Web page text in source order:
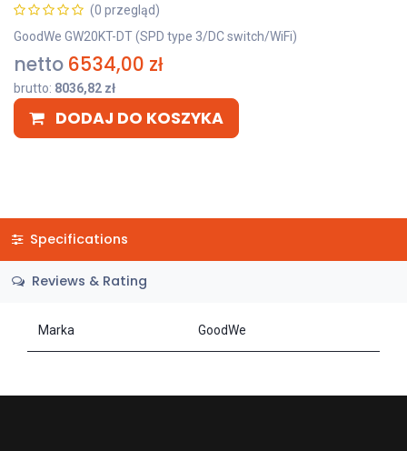
(0 przegląd)
GoodWe GW20KT-DT (SPD type 3/DC switch/WiFi)
netto 6534,00 zł
brutto: 8036,82 zł
DODAJ DO KOSZYKA
Specifications
Reviews & Rating
Marka GoodWe